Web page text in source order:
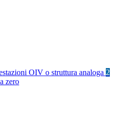
OIV o struttura analoga 2
zero